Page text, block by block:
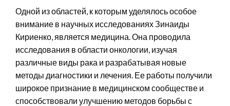
Одной из областей, к которым уделялось особое
внимание в научных исследованиях Зинаиды
Кириенко, является медицина. Она проводила
исследования в области онкологии, изучая
различные виды рака и разрабатывая новые
методы диагностики и лечения. Ее работы получили
широкое признание в медицинском сообществе и
способствовали улучшению методов борьбы с